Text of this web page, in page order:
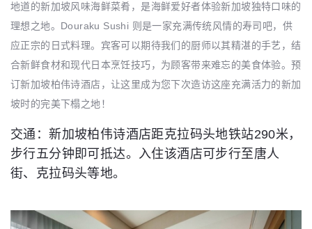
地道的新加坡风味海鲜菜肴，是海鲜爱好者体验新加坡独特口味的
理想之地。Douraku Sushi 则是一家充满传统风情的寿司吧，供
应正宗的日式料理。宾客可以期待我们的厨师以其精湛的手艺，结
合新鲜食材和现代日本烹饪技巧，为顾客带来难忘的美食体验。预
订新加坡柏伟诗酒店，让这里成为您下次造访这座充满活力的新加
坡时的完美下榻之地！
交通：新加坡柏伟诗酒店距克拉码头地铁站290米，
步行五分钟即可抵达。入住该酒店可步行至唐人
街、克拉码头等地。